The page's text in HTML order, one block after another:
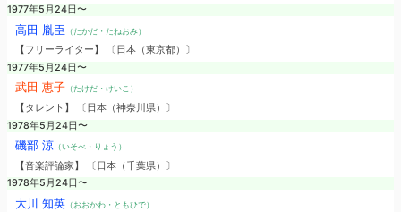
1977年5月24日〜
高田 胤臣 （たかだ・たねおみ）
【フリーライター】 〔日本（東京都）〕
1977年5月24日〜
武田 恵子（たけだ・けいこ）
【タレント】 〔日本（神奈川県）〕
1978年5月24日〜
磯部 涼（いそべ・りょう）
【音楽評論家】 〔日本（千葉県）〕
1978年5月24日〜
大川 知英（おおかわ・ともひで）